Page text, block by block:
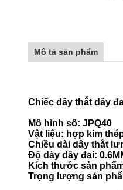
Mô tả sản phẩm
Chiếc dây thắt dây
Mô hình số: JPQ40
Vật liệu: hợp kim
Chiều dài dây thắt
Độ dày dây đai:
Kích thước sản
Trọng lượng sản